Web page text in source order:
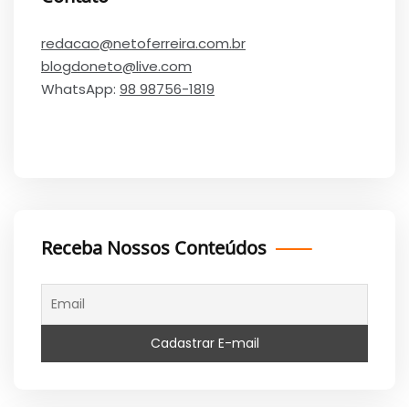
redacao@netoferreira.com.br
blogdoneto@live.com
WhatsApp: 98 98756-1819
Receba Nossos Conteúdos